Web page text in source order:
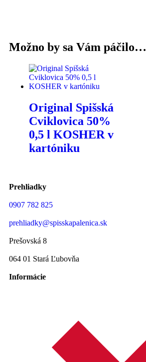
Možno by sa Vám páčilo…
Original Spišská
Cviklovica 50%
0,5 l KOSHER v
kartóniku
Informácie
Prehliadky
0907 782 825
prehliadky@spisskapalenica.sk
Prešovská 8
064 01 Stará Ľubovňa